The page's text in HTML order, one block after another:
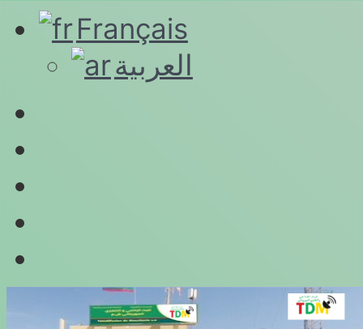
Français
العربية